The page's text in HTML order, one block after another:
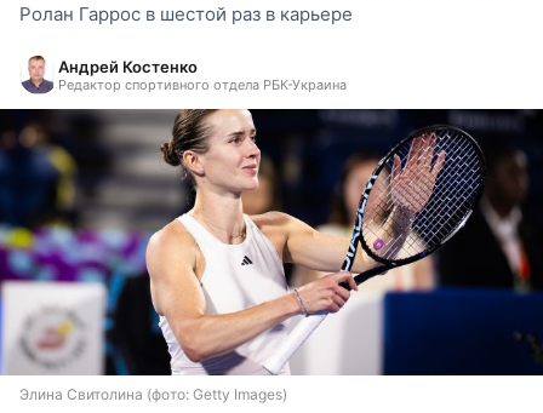
Ролан Гаррос в шестой раз в карьере
Андрей Костенко
Редактор спортивного отдела РБК-Украина
Элина Свитолина (фото: Getty Images)